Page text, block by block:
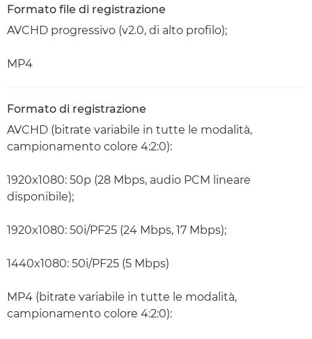
Formato file di registrazione
AVCHD progressivo (v2.0, di alto profilo);
MP4
Formato di registrazione
AVCHD (bitrate variabile in tutte le modalità,
campionamento colore 4:2:0):
1920x1080: 50p (28 Mbps, audio PCM lineare
disponibile);
1920x1080: 50i/PF25 (24 Mbps, 17 Mbps);
1440x1080: 50i/PF25 (5 Mbps)
MP4 (bitrate variabile in tutte le modalità,
campionamento colore 4:2:0):